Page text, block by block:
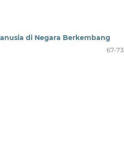
di Negara Berkembang
67-73